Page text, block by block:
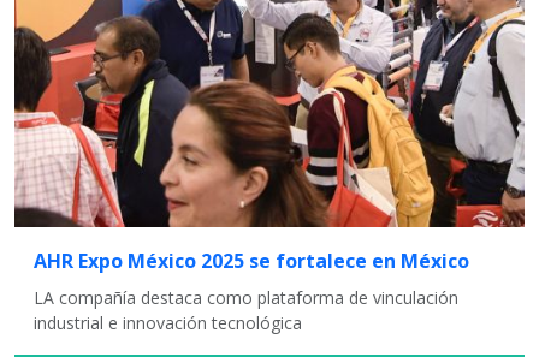
AHR Expo México 2025 se fortalece en México
LA compañía destaca como plataforma de vinculación
industrial e innovación tecnológica